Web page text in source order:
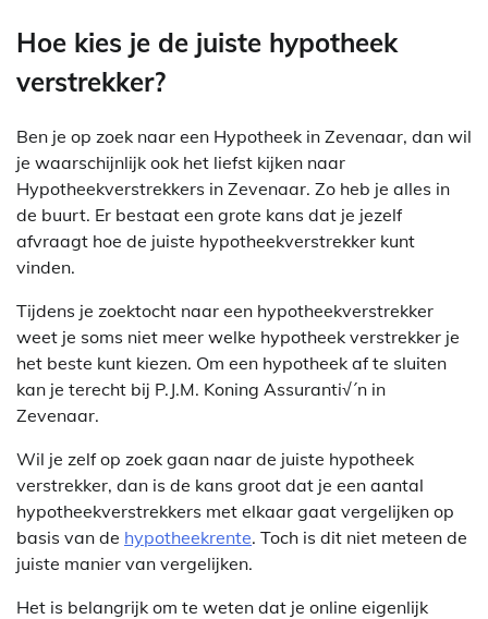
Hoe kies je de juiste hypotheek
verstrekker?
Ben je op zoek naar een Hypotheek in Zevenaar, dan wil
je waarschijnlijk ook het liefst kijken naar
Hypotheekverstrekkers in Zevenaar. Zo heb je alles in
de buurt. Er bestaat een grote kans dat je jezelf
afvraagt hoe de juiste hypotheekverstrekker kunt
vinden.
Tijdens je zoektocht naar een hypotheekverstrekker
weet je soms niet meer welke hypotheek verstrekker je
het beste kunt kiezen. Om een hypotheek af te sluiten
kan je terecht bij P.J.M. Koning Assuranti√´n in
Zevenaar.
Wil je zelf op zoek gaan naar de juiste hypotheek
verstrekker, dan is de kans groot dat je een aantal
hypotheekverstrekkers met elkaar gaat vergelijken op
basis van de hypotheekrente. Toch is dit niet meteen de
juiste manier van vergelijken.
Het is belangrijk om te weten dat je online eigenlijk